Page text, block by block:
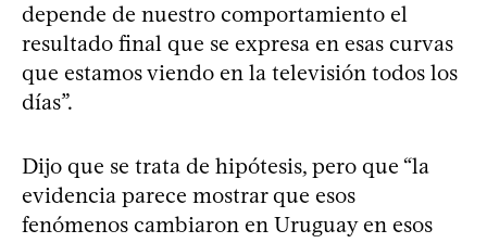
depende de nuestro comportamiento el
resultado final que se expresa en esas curvas
que estamos viendo en la televisión todos los
días”.
Dijo que se trata de hipótesis, pero que “la
evidencia parece mostrar que esos
fenómenos cambiaron en Uruguay en esos